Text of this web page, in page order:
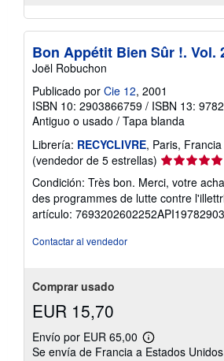
Bon Appétit Bien Sûr !. Vol.
Joël Robuchon
Publicado por Cie 12, 2001
ISBN 10: 2903866759 / ISBN 13:
Antiguo o usado / Tapa blanda
Librería: RECYCLIVRE, Paris, Francia
(vendedor de 5 estrellas) Calificación
del
vendedor:
5
de
Condición: Très bon. Merci, votre
des programmes de lutte contre
artículo:
Contactar al vendedor
Comprar usado
EUR 15,70
Envío por EUR 65,00
Más
información
Se envía de Francia a Estados